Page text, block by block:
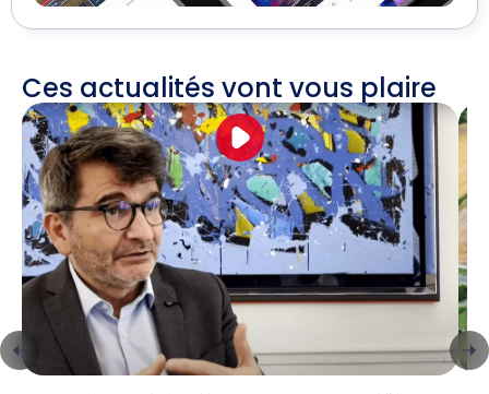
Ces actualités vont vous plaire